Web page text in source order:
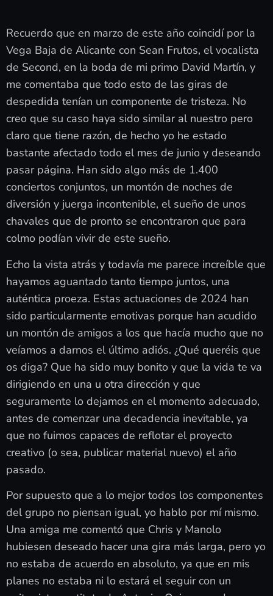
Recuerdo que en marzo de este año coincidí por la
Vega Baja de Alicante con Sean Frutos, el vocalista
de Second, en la boda de mi primo David Martín, y
me comentaba que todo esto de las giras de
despedida tenían un componente de tristeza. No
creo que su caso haya sido similar al nuestro pero
claro que tiene razón, de hecho yo he estado
bastante afectado todo el mes de junio y deseando
pasar página. Han sido algo más de 1.400
conciertos conjuntos, un montón de noches de
diversión y juerga incontenible, el sueño de unos
chavales que de pronto se encontraron que para
colmo podían vivir de este sueño.
Echo la vista atrás y todavía me parece increíble que
hayamos aguantado tanto tiempo juntos, una
auténtica proeza. Estas actuaciones de 2024 han
sido particularmente emotivas porque han acudido
un montón de amigos a los que hacía mucho que no
veíamos a darnos el último adiós. ¿Qué queréis que
os diga? Que ha sido muy bonito y que la vida te va
dirigiendo en una u otra dirección y que
seguramente lo dejamos en el momento adecuado,
antes de comenzar una decadencia inevitable, ya
que no fuimos capaces de reflotar el proyecto
creativo (o sea, publicar material nuevo) el año
pasado.
Por supuesto que a lo mejor todos los componentes
del grupo no piensan igual, yo hablo por mí mismo.
Una amiga me comentó que Chris y Manolo
hubiesen deseado hacer una gira más larga, pero yo
no estaba de acuerdo en absoluto, ya que en mis
planes no estaba ni lo estará el seguir con un